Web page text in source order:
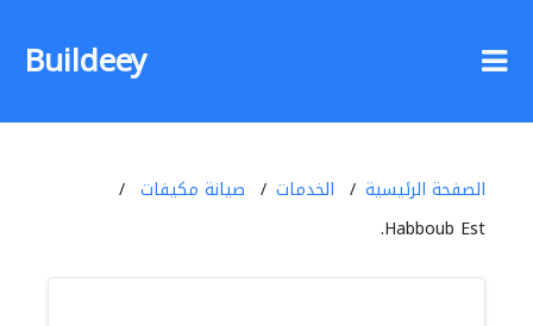
Buildeey
الصفحة الرئيسية الخدمات
صيانة مكيفات
Habboub Est.